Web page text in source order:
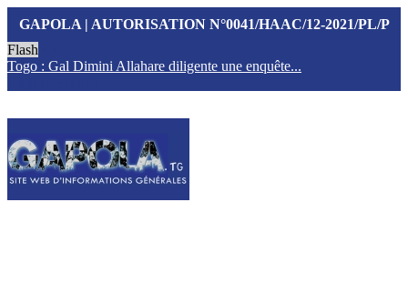
GAPOLA | AUTORISATION N°0041/HAAC/12-2021/PL/P
Flash
Togo : Gal Dimini Allahare diligente une enquête...